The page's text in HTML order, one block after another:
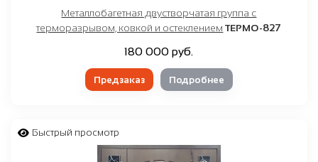
Металлобагетная двустворчатая группа с
терморазрывом, ковкой и остеклением ТЕРМО-827
180 000 руб.
Предзаказ Подробнее
Быстрый просмотр